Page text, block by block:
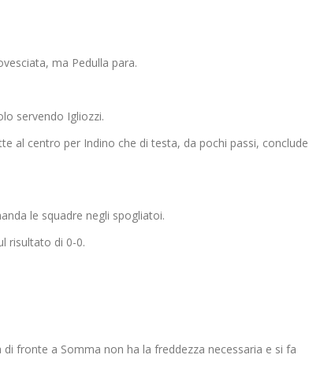
ma Pedulla para.
servendo Igliozzi.
al centro per Indino che di testa, da pochi passi, conclude
le squadre negli spogliatoi.
risultato di 0-0.
fronte a Somma non ha la freddezza necessaria e si fa